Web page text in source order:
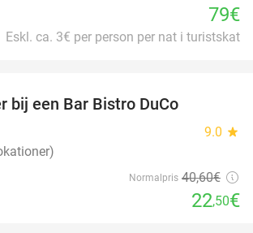
79€
Eskl. ca. 3€ per person per nat i turistskat
bij een Bar Bistro DuCo
9.0 star
Normalpris 40,60€
22,50€